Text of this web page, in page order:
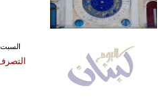
GMT 10:45 2020 السبت ,29 شباط / فبراير